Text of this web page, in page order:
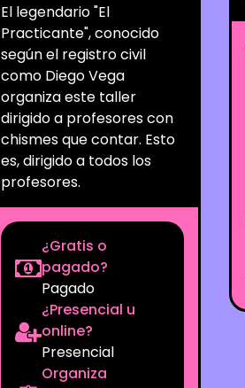
El legendario "El
Practicante", conocido
según el registro civil
como Diego Vega
organiza este taller
dirigido a profesores con
chismes que contar. Esto
es, dirigido a todos los
profesores.
¿Gratis o
pagado?
Pagado
¿Presencial u
online?
Presencial
Organiza